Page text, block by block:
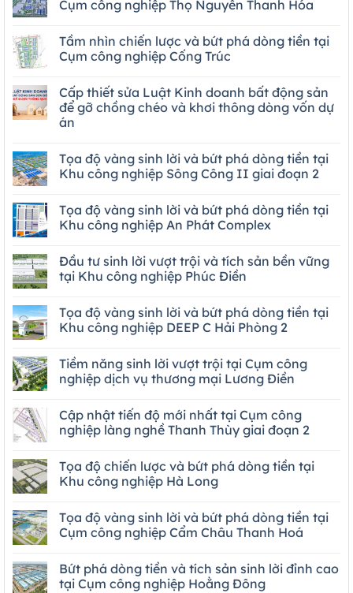
Cụm công nghiệp Thọ Nguyên Thanh Hóa
Tầm nhìn chiến lược và bứt phá dòng tiền tại
Cụm công nghiệp Cống Trúc
Cấp thiết sửa Luật Kinh doanh bất động sản
để gỡ chồng chéo và khơi thông dòng vốn dự
án
Tọa độ vàng sinh lời và bứt phá dòng tiền tại
Khu công nghiệp Sông Công II giai đoạn 2
Tọa độ vàng sinh lời và bứt phá dòng tiền tại
Khu công nghiệp An Phát Complex
Đầu tư sinh lời vượt trội và tích sản bền vững
tại Khu công nghiệp Phúc Điền
Tọa độ vàng sinh lời và bứt phá dòng tiền tại
Khu công nghiệp DEEP C Hải Phòng 2
Tiềm năng sinh lời vượt trội tại Cụm công
nghiệp dịch vụ thương mại Lương Điền
Cập nhật tiến độ mới nhất tại Cụm công
nghiệp làng nghề Thanh Thùy giai đoạn 2
Tọa độ chiến lược và bứt phá dòng tiền tại
Khu công nghiệp Hà Long
Tọa độ vàng sinh lời và bứt phá dòng tiền tại
Cụm công nghiệp Cẩm Châu Thanh Hoá
Bứt phá dòng tiền và tích sản sinh lời đỉnh cao
tại Cụm công nghiệp Hoằng Đông